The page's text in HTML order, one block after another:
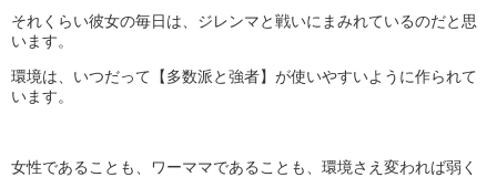
それくらい彼女の毎日は、ジレンマと戦いにまみれているのだと思
います。
環境は、いつだって【多数派と強者】が使いやすいように作られて
います。
女性であることも、ワーママであることも、環境さえ変われば弱く